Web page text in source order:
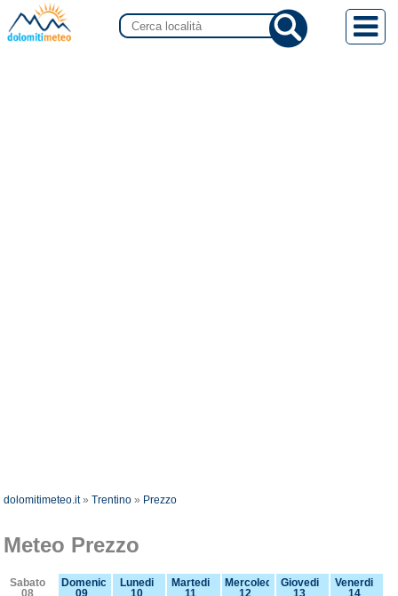
dolomitimeteo.it»Trentino » Prezzo
Meteo Prezzo
Sabato
08
Domenica
09
Lunedi
10
Martedi
11
Mercoledi
12
Giovedi
13
Venerdi
14